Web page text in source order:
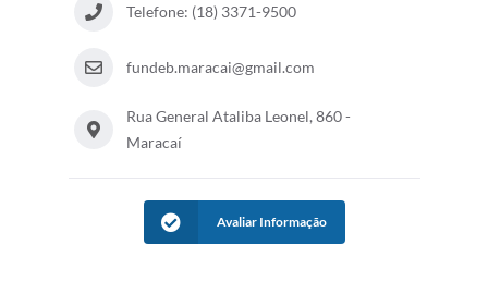
Telefone: (18) 3371-9500
fundeb.maracai@gmail.com
Rua General Ataliba Leonel, 860 -
Maracaí
Avaliar Informação